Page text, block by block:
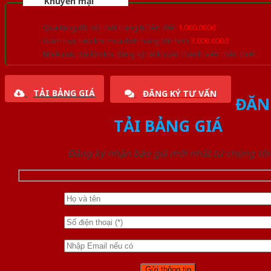
Quà tặng đồ nội thất trang trí lên đến 1.000.000đ
Giảm trực tiếp khi mua đơn hàng lớn hơn 3.000.000đ
Nhiều ưu đãi lớn khi đăng ký tài khoản thành viên thân thiết
TẢI BẢNG GIÁ ĐĂNG KÝ TƯ VẤN
TẢI BẢNG GIÁ
Đăng ký nhận báo giá mới nhất từ chúng tôi